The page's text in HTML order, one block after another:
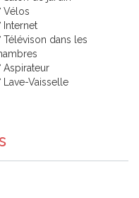
Vélos
Internet
Télévison dans les
Aspirateur
Lave-Vaisselle